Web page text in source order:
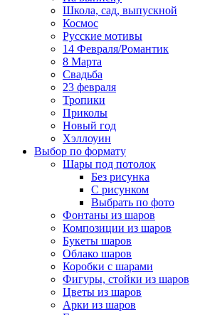
Школа, сад, выпускной
Космос
Русские мотивы
14 Февраля/Романтик
8 Марта
Свадьба
23 февраля
Тропики
Приколы
Новый год
Хэллоуин
Выбор по формату
Шары под потолок
Без рисунка
С рисунком
Выбрать по фото
Фонтаны из шаров
Композиции из шаров
Букеты шаров
Облако шаров
Коробки с шарами
Фигуры, стойки из шаров
Цветы из шаров
Арки из шаров